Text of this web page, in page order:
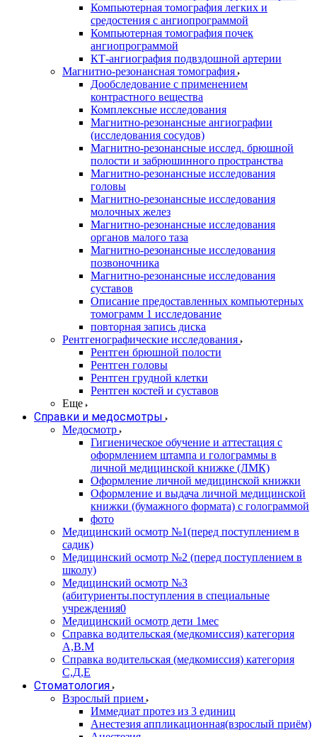
Компьютерная томография легких и
средостения с ангиопрограммой
Компьютерная томография почек
ангиопрограммой
КТ-ангиография подвздошной артерии
Магнитно-резонансная томография
Дообследование с применением
контрастного вещества
Комплексные исследования
Магнитно-резонансные ангиографии
(исследования сосудов)
Магнитно-резонансные исслед. брюшной
полости и забрюшинного пространства
Магнитно-резонансные исследования
головы
Магнитно-резонансные исследования
молочных желез
Магнитно-резонансные исследования
органов малого таза
Магнитно-резонансные исследования
позвоночника
Магнитно-резонансные исследования
суставов
Описание предоставленных компьютерных
томограмм 1 исследование
повторная запись диска
Рентгенографические исследования
Рентген брюшной полости
Рентген головы
Рентген грудной клетки
Рентген костей и суставов
Еще
Справки и медосмотры
Медосмотр
Гигиеническое обучение и аттестация с
оформлением штампа и голограммы в
личной медицинской книжке (ЛМК)
Оформление личной медицинской книжки
Оформление и выдача личной медицинской
книжки (бумажного формата) с голограммой
фото
Медицинский осмотр №1(перед поступлением в
садик)
Медицинский осмотр №2 (перед поступлением в
школу)
Медицинский осмотр №3
(абитуриенты.поступления в специальные
учреждения0
Медицинский осмотр дети 1мес
Справка водительская (медкомиссия) категория
А,В.М
Справка водительская (медкомиссия) категория
С,Д,Е
Стоматология
Взрослый прием
Иммедиат протез из 3 единиц
Анестезия аппликационная(взрослый приём)